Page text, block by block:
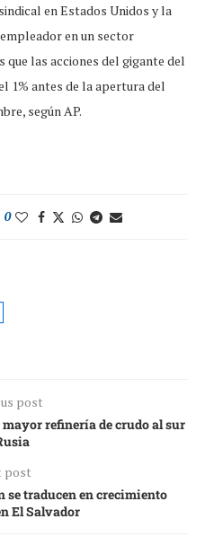
en Estados Unidos y la
en un sector
las acciones del gigante del
1% antes de la apertura del
según AP.
0
post
refinería de crudo al sur
post
traducen en crecimiento
El Salvador